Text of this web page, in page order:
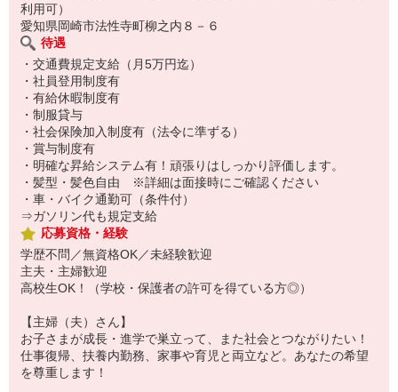
利用可）
愛知県岡崎市法性寺町柳之内８－６
待遇
・交通費規定支給（月5万円迄）
・社員登用制度有
・有給休暇制度有
・制服貸与
・社会保険加入制度有（法令に準ずる）
・賞与制度有
・明確な昇給システム有！頑張りはしっかり評価します。
・髪型・髪色自由 ※詳細は面接時にご確認ください
・車・バイク通勤可（条件付）
⇒ガソリン代も規定支給
応募資格・経験
学歴不問／無資格OK／未経験歓迎
主夫・主婦歓迎
高校生OK！（学校・保護者の許可を得ている方◎）
【主婦（夫）さん】
お子さまが成長・進学で巣立って、また社会とつながりたい！
仕事復帰、扶養内勤務、家事や育児と両立など。あなたの希望
を尊重します！